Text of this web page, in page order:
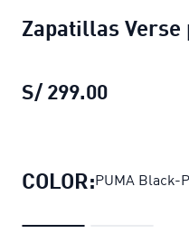
Zapatillas
S/ 299.00
COLOR:PUMA Black-